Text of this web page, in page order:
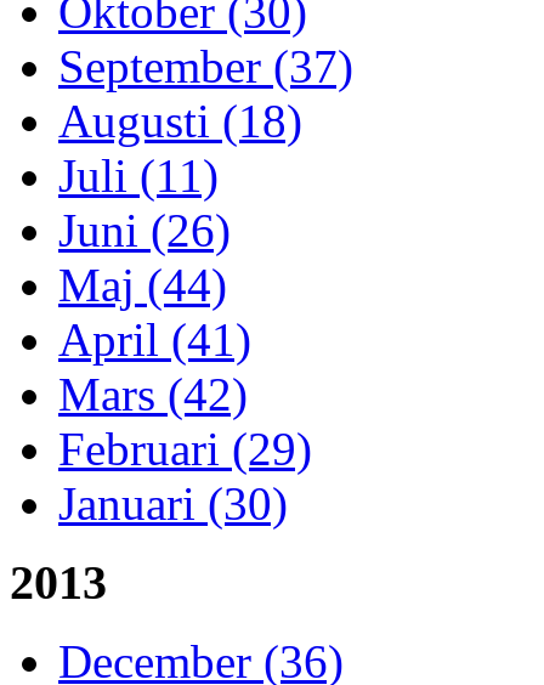
Oktober (30)
September (37)
Augusti (18)
Juli (11)
Juni (26)
Maj (44)
April (41)
Mars (42)
Februari (29)
Januari (30)
2013
December (36)